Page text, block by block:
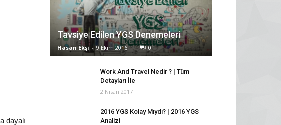
dayalı
Tavsiye Edilen YGS Denemeleri
Hasan Ekşi - 9 Ekim 2016 0
Work And Travel Nedir ? | Tüm
Detayları İle
2 Nisan 2017
2016 YGS Kolay Mıydı? | 2016 YGS
Analizi